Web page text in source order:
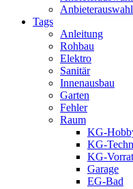
Tags
Anleitung
Rohbau
Elektro
Sanitär
Innenausbau
Garten
Fehler
Raum
KG-
KG-
KG-Vorrat
Garage
EG-Bad